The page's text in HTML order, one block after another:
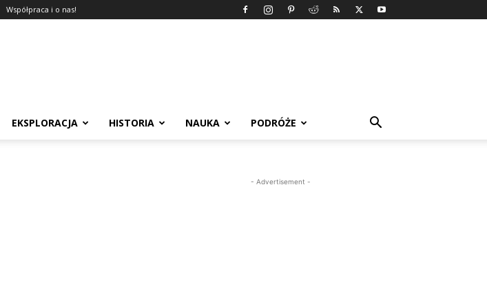
Współpraca i o nas!
EKSPLORACJA HISTORIA NAUKA PODRÓŻE
- Advertisement -